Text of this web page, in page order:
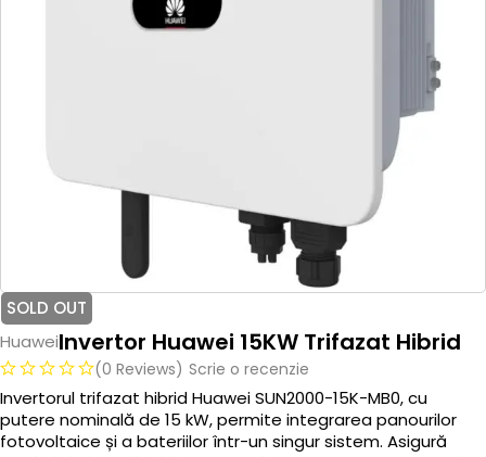
SOLD OUT
HuaweiInvertor Huawei 15KW Trifazat Hibrid
(0 Reviews) Scrie o recenzie
Invertorul trifazat hibrid Huawei SUN2000-15K-MB0, cu
putere nominală de 15 kW, permite integrarea panourilor
fotovoltaice și a bateriilor într-un singur sistem. Asigură